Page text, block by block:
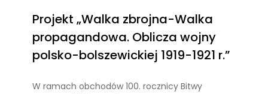
Projekt „Walka zbrojna-Walka
propagandowa. Oblicza wojny
polsko-bolszewickiej 1919-1921 r.”
W ramach obchodów 100. rocznicy Bitwy